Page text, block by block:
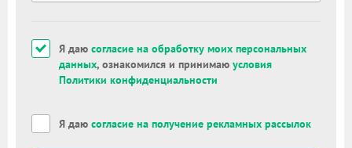
Я даю согласие на обработку моих персональных
данных, ознакомился и принимаю условия
Политики конфиденциальности
Я даю согласие на получение рекламных рассылок